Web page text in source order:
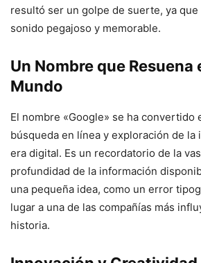
resultó ser un golpe de suerte, ya que
sonido pegajoso y memorable.
Un Nombre que Resuena
Mundo
El nombre «Google» se ha convertido
búsqueda en línea y exploración de la
era digital. Es un recordatorio de la
profundidad de la información
una pequeña idea, como un error
lugar a una de las compañías más
historia.